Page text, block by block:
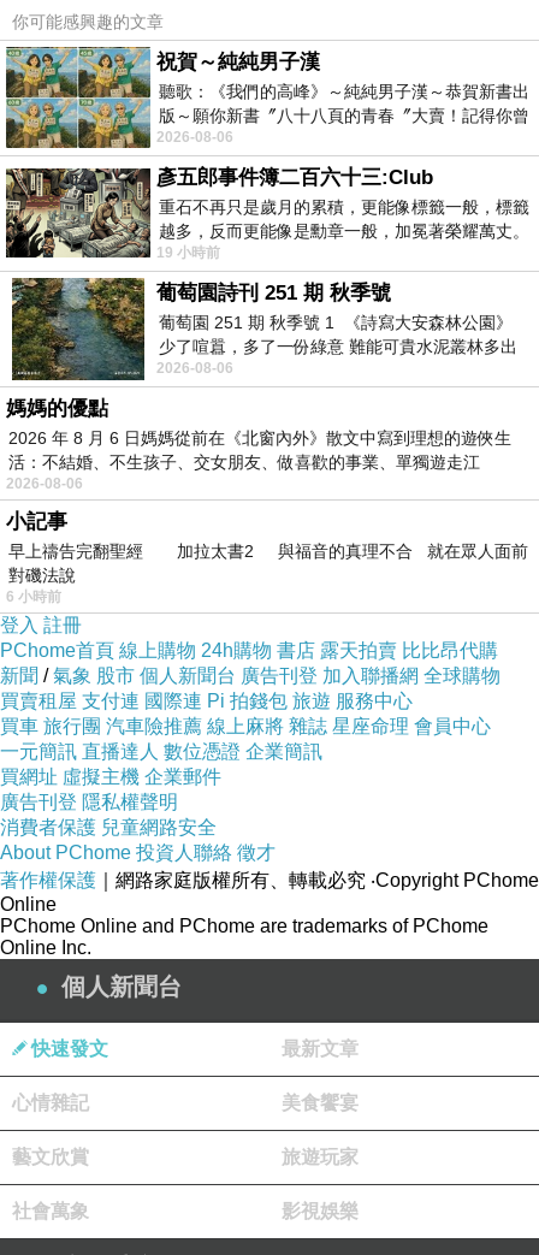
久，車掌走過來刻意盤查這個人，這個人也果然
沒票，他被車掌開罰之後，下一站便悻悻然下
車。事後我和老爺討論，如果我們一家四口都睡
著了，放在腳上沒有特別保護的背包，很可能被
一拉就跑。
火車坐到Vernon-Giverny，還要換公車或觀光小
列車才會到莫內花園。
巴黎到Vernon火車票 8.8歐，從Vernon火車站坐觀
光小列車進吉維尼，短短一趟路，來回票竟然要
價8歐。
Vernon
Giverny
還是坐觀光小列車看風景比較輕鬆。
下車後，跟著人潮走。
吉維尼小鎮草木扶疏。
一大早，買票人龍已經常常一串，且龜速前進，
慢到我以為還沒開門營業，後來才發現是賣票小
姐手腳太慢。
排沒多久，後面又接上長長人龍，果然是超熱門
觀光點。
二訪莫內花園，依舊好感動。尤其這回來訪，有
先在家裡好好讀過莫內生平，也稍微研究莫內畫
作，置身花園中，感觸更深。
人生前半段，莫內尚未成名，生活困頓，但他和
你可能感興趣的文章
祝賀～純純男子漢
聽歌：《我們的高峰》～純純男子漢～恭賀新書出
版～願你新書〞八十八頁的青春〞大賣！記得你曾
經在我的版留言…「好讚的圖^^感覺大家
2026-08-06
彥五郎事件簿二百六十三:Club
重石不再只是歲月的累積，更能像標籤一般，標籤
越多，反而更能像是勳章一般，加冕著榮耀萬丈。
習慣一如縱容，成了再難輕輕放下的罪證
19 小時前
葡萄園詩刊 251 期 秋季號
葡萄園 251 期 秋季號 1 《詩寫大安森林公園》
少了喧囂，多了一份綠意 難能可貴水泥叢林多出
一
2026-08-06
媽媽的優點
2026 年 8 月 6 日媽媽從前在《北窗內外》散文中寫到理想的遊俠生
活：不結婚、不生孩子、交女朋友、做喜歡的事業、單獨遊走江
湖⋯⋯，
2026-08-06
小記事
早上禱告完翻聖經 加拉太書2 與福音的真理不合 就在眾人面前
對磯法說
6 小時前
登入 註冊
PChome首頁 線上購物 24h購物 書店 露天拍賣 比比昂代購
新聞 /氣象 股市 個人新聞台 廣告刊登 加入聯播網 全球購物
買賣租屋 支付連 國際連 Pi 拍錢包 旅遊 服務中心
買車 旅行團 汽車險推薦 線上麻將 雜誌 星座命理 會員中心
一元簡訊 直播達人 數位憑證 企業簡訊
買網址 虛擬主機 企業郵件
廣告刊登 隱私權聲明
消費者保護 兒童網路安全
About PChome 投資人聯絡 徵才
著作權保護 ｜網路家庭版權所有、轉載必究 ‧Copyright PChome
Online
PChome Online and PChome are trademarks of PChome
Online Inc.
個人新聞台
快速發文 最新文章
心情雜記 美食饗宴
藝文欣賞 旅遊玩家
社會萬象 影視娛樂